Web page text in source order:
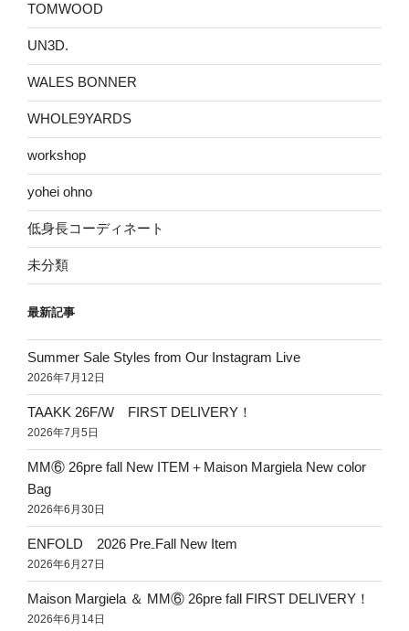
TOMWOOD
UN3D.
WALES BONNER
WHOLE9YARDS
workshop
yohei ohno
低身長コーディネート
未分類
最新記事
Summer Sale Styles from Our Instagram Live
2026年7月12日
TAAKK 26F/W FIRST DELIVERY！
2026年7月5日
MM⑥ 26pre fall New ITEM＋Maison Margiela New color
Bag
2026年6月30日
ENFOLD 2026 Pre₋Fall New Item
2026年6月27日
Maison Margiela ＆ MM⑥ 26pre fall FIRST DELIVERY！
2026年6月14日